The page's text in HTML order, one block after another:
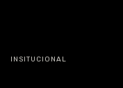
INSITUCIONAL